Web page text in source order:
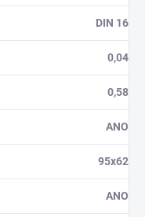
DIN 16
0,04
0,58
ANO
95x62
ANO